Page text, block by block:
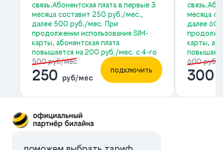
связь.Абонентская плата в первые 3
месяца составит 250 руб./мес.,
далее 500 руб./мес. При
продолжении использования SIM-
карты, абонентская плата
повышается на 200 руб./мес. с 4-го
500 руб/мес
250 руб/мес
подключить
месяца
далее
карты,
600 руб/
300